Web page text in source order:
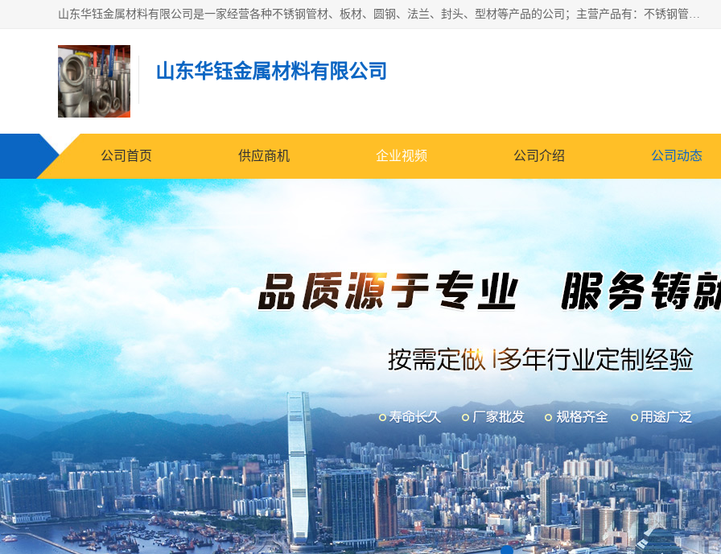
山东华钰金属材料有限公司是一家经营各种不锈钢管材、板材、圆钢、法兰、封头、型材等产品的公司；主营产品有：不锈钢管，激光切割，管件标准件，不锈钢圆钢，不锈钢人孔，不锈钢亮管，不锈钢角钢，不锈钢加工，不锈钢管子，不锈钢工业方管，不锈钢封头，不锈钢法兰，不锈钢阀门，不锈钢槽钢，不锈钢扁钢，不锈钢板等；可为客户制作各种规格的型材及不锈钢配件、非标准件及各种容器具等，能满足客户的不同采购要求。
山东华钰金属材料有限公司
公司首页 供应商机 企业视频 公司介绍 公司动态